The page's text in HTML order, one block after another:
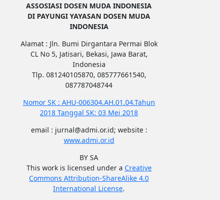
ASSOSIASI DOSEN MUDA INDONESIA
DI PAYUNGI YAYASAN DOSEN MUDA
INDONESIA
Alamat : Jln. Bumi Dirgantara Permai Blok
CL No 5, Jatisari, Bekasi, Jawa Barat,
Indonesia
Tlp. 081240105870, 085777661540,
087787048744
Nomor SK : AHU-006304.AH.01.04.Tahun
2018 Tanggal SK: 03 Mei 2018
email : jurnal@admi.or.id; website :
www.admi.or.id
BY SA
This work is licensed under a Creative
Commons Attribution-ShareAlike 4.0
International License.